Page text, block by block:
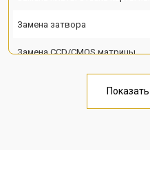
Замена затвора
Замена CCD/CMOS матрицы
Чистка матрицы